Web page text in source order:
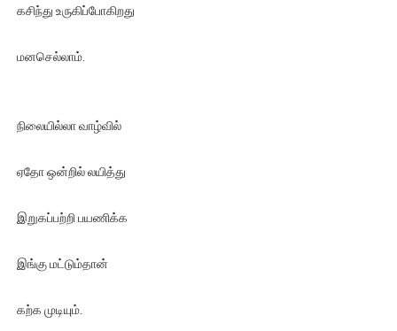
கசிந்து உருகிப்போகிறது
மனசெல்லாம்.
நிலையில்லா வாழ்வில்
ஏதோ ஒன்றில் லயித்து
இறுகப்பற்றி பயணிக்க
இங்கு மட்டும்தான்
கற்க முடியும்.